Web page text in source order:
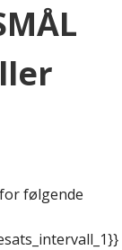
følgende